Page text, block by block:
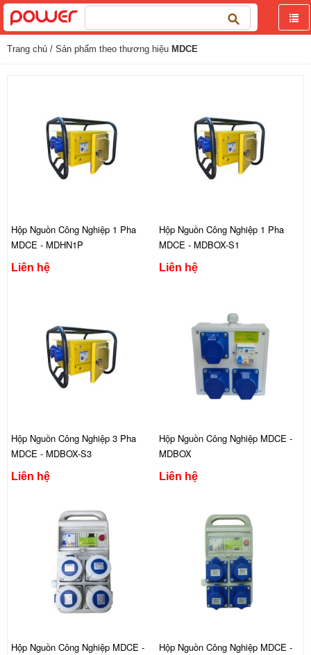
Tìm
kiếm
Trang chủ / Sản phẩm theo thương hiệu MDCE
Hộp Nguồn Công Nghiệp 1 Pha
MDCE - MDHN1P
Liên hệ
Hộp Nguồn Công Nghiệp 1 Pha
MDCE - MDBOX-S1
Liên hệ
Hộp Nguồn Công Nghiệp 3 Pha
MDCE - MDBOX-S3
Liên hệ
Hộp Nguồn Công Nghiệp MDCE -
MDBOX
Liên hệ
Hộp Nguồn Công Nghiệp MDCE -
Hộp Nguồn Công Nghiệp MDCE -